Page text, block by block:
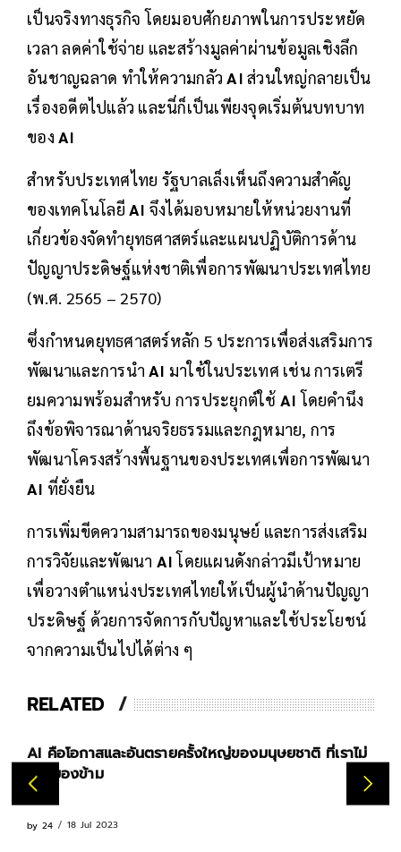
เป็นจริงทางธุรกิจ โดยมอบศักยภาพในการประหยัด
เวลา ลดค่าใช้จ่าย และสร้างมูลค่าผ่านข้อมูลเชิงลึก
อันชาญฉลาด ทำให้ความกลัว AI ส่วนใหญ่กลายเป็น
เรื่องอดีตไปแล้ว และนี่ก็เป็นเพียงจุดเริ่มต้นบทบาท
ของ AI
สำหรับประเทศไทย รัฐบาลเล็งเห็นถึงความสำคัญ
ของเทคโนโลยี AI จึงได้มอบหมายให้หน่วยงานที่
เกี่ยวข้องจัดทำยุทธศาสตร์และแผนปฏิบัติการด้าน
ปัญญาประดิษฐ์แห่งชาติเพื่อการพัฒนาประเทศไทย
(พ.ศ. 2565 – 2570)
ซึ่งกำหนดยุทธศาสตร์หลัก 5 ประการเพื่อส่งเสริมการ
พัฒนาและการนำ AI มาใช้ในประเทศ เช่น การเตรี
ยมความพร้อมสำหรับ การประยุกต์ใช้ AIโดยคำนึง
ถึงข้อพิจารณาด้านจริยธรรมและกฎหมาย, การ
พัฒนาโครงสร้างพื้นฐานของประเทศเพื่อการพัฒนา
AI ที่ยั่งยืน
การเพิ่มขีดความสามารถของมนุษย์ และการส่งเสริม
การวิจัยและพัฒนา AIโดยแผนดังกล่าวมีเป้าหมาย
เพื่อวางตำแหน่งประเทศไทยให้เป็นผู้นำด้านปัญญา
ประดิษฐ์ ด้วยการจัดการกับปัญหาและใช้ประโยชน์
จากความเป็นไปได้ต่าง ๆ
RELATED
AI คือโอกาสและอันตรายครั้งใหญ่ของมนุษยชาติ ที่เราไม่
ควรมองข้าม
by 24 18 Jul 2023